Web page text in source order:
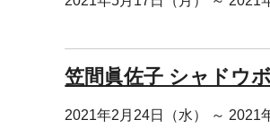
笠間眞佐子 シャドウ
2021年2月24日（水） ～ 2021